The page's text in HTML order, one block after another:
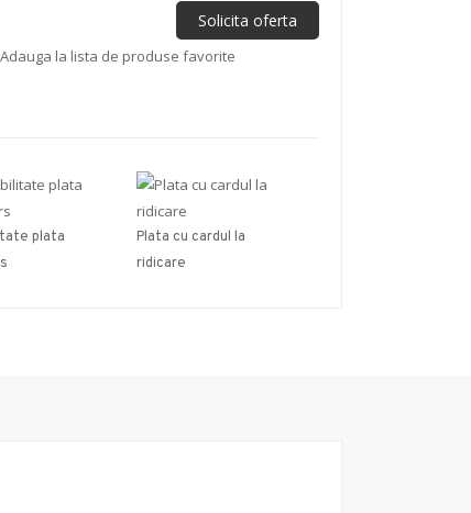
Solicita oferta
Adauga la lista de produse favorite
plata
Plata cu cardul la
ridicare